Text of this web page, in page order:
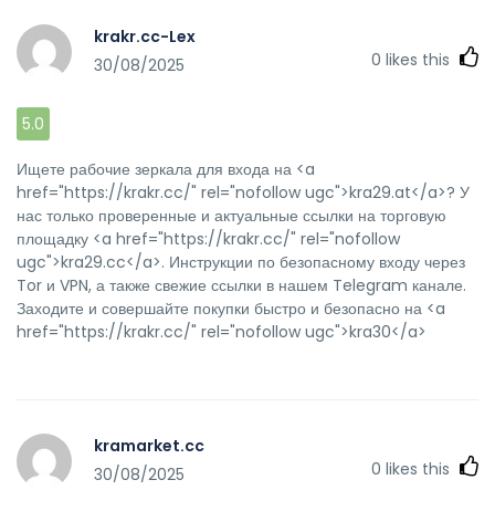
krakr.cc-Lex
30/08/2025
0 likes this
5.0
Ищете рабочие зеркала для входа на <a
href="https://krakr.cc/" rel="nofollow ugc">kra29.at</a>? У
нас только проверенные и актуальные ссылки на торговую
площадку <a href="https://krakr.cc/" rel="nofollow
ugc">kra29.cc</a>. Инструкции по безопасному входу через
Tor и VPN, а также свежие ссылки в нашем Telegram канале.
Заходите и совершайте покупки быстро и безопасно на <a
href="https://krakr.cc/" rel="nofollow ugc">kra30</a>
kramarket.cc
30/08/2025
0 likes this